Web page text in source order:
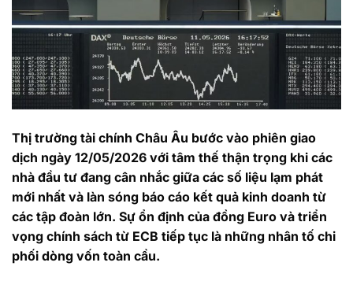
Thị trường tài chính Châu Âu bước vào phiên giao
dịch ngày 12/05/2026 với tâm thế thận trọng khi các
nhà đầu tư đang cân nhắc giữa các số liệu lạm phát
mới nhất và làn sóng báo cáo kết quả kinh doanh từ
các tập đoàn lớn. Sự ổn định của đồng Euro và triển
vọng chính sách từ ECB tiếp tục là những nhân tố chi
phối dòng vốn toàn cầu.